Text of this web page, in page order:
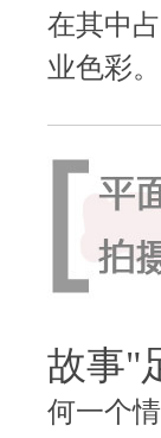
在其中
业色彩。
故事"
何一个